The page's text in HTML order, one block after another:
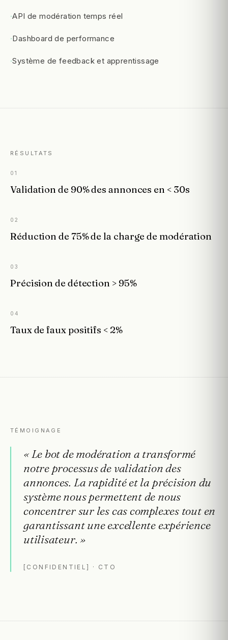
·API de modération temps réel
·Dashboard de performance
·Système de feedback et apprentissage
RÉSULTATS
01
Validation de 90% des annonces en < 30s
02
Réduction de 75% de la charge de modération
03
Précision de détection > 95%
04
Taux de faux positifs < 2%
TÉMOIGNAGE
«Lebotdemodération a transformé
notre processusde validationdes
annonces. La rapidité etla précision du
systèmenous permettentde nous
concentrersur lescascomplexes tout en
garantissant uneexcellente expérience
utilisateur. »
[CONFIDENTIEL] · CTO